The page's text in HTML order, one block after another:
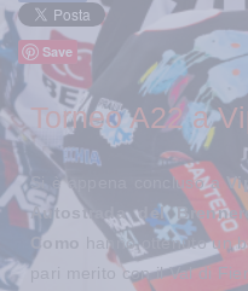
Save
Torneo A22 a
Si è appena concluso a
Autostrada del
Como
hanno ottenuto un
pari merito con il Val di